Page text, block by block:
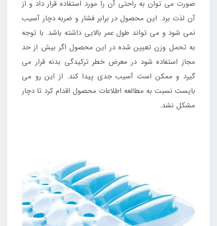
صورت می توان به راحتی آن را مورد استفاده قرار داد و از
آن لذت برد. این محصول در برابر فشار و ضربه دچار آسیب
نمی شود و می تواند طول عمر بالایی داشته باشد. با توجه
به تحمل وزن تعیین شده در این محصول اگر بیش از حد
مجاز استفاده شود در معرض خطر ترکیدگی بدنه قرار می
گیرد و ممکن است آسیب جدی پیدا کند. از این رو می
بایست نسبت به مطالعه اطلاعات محصول اقدام کرد تا دچار
مشکل نشد.